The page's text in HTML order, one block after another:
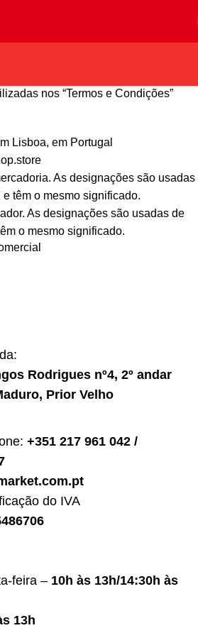
nos “Termos e Condições”
Lisboa, em Portugal
As designações são usadas
têm o mesmo significado.
As designações são usadas de
o mesmo significado.
Rodrigues nº4, 2º andar
Prior Velho
+351 217 961 042 /
do IVA
feira – 10h às 13h/14:30h às
13h